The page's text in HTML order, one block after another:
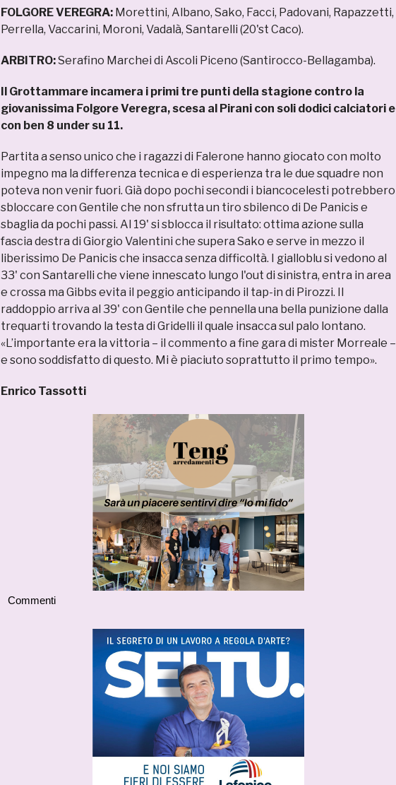
FOLGORE VEREGRA: Morettini, Albano, Sako, Facci, Padovani, Rapazzetti,
Perrella, Vaccarini, Moroni, Vadalà, Santarelli (20'st Caco).
ARBITRO:Serafino Marchei di Ascoli Piceno (Santirocco-Bellagamba).
Il Grottammare incamera i primi tre punti della stagione contro la
giovanissima Folgore Veregra, scesa al Pirani con soli dodici calciatori e
con ben 8 under su 11.
Partita a senso unico che i ragazzi di Falerone hanno giocato con molto
impegno ma la differenza tecnica e di esperienza tra le due squadre non
poteva non venir fuori. Già dopo pochi secondi i biancocelesti potrebbero
sbloccare con Gentile che non sfrutta un tiro sbilenco di De Panicis e
sbaglia da pochi passi. Al 19' si sblocca il risultato: ottima azione sulla
fascia destra di Giorgio Valentini che supera Sako e serve in mezzo il
liberissimo De Panicis che insacca senza difficoltà. I gialloblu si vedono al
33' con Santarelli che viene innescato lungo l'out di sinistra, entra in area
e crossa ma Gibbs evita il peggio anticipando il tap-in di Pirozzi. Il
raddoppio arriva al 39' con Gentile che pennella una bella punizione dalla
trequarti trovando la testa di Gridelli il quale insacca sul palo lontano.
«L’importante era la vittoria – il commento a fine gara di mister Morreale –
e sono soddisfatto di questo. Mi è piaciuto soprattutto il primo tempo».
Enrico Tassotti
Commenti